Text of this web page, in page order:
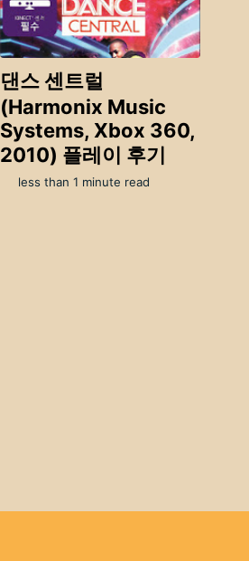
댄스 센트럴
(Harmonix Music
Systems, Xbox 360,
2010) 플레이 후기
less than 1 minute read